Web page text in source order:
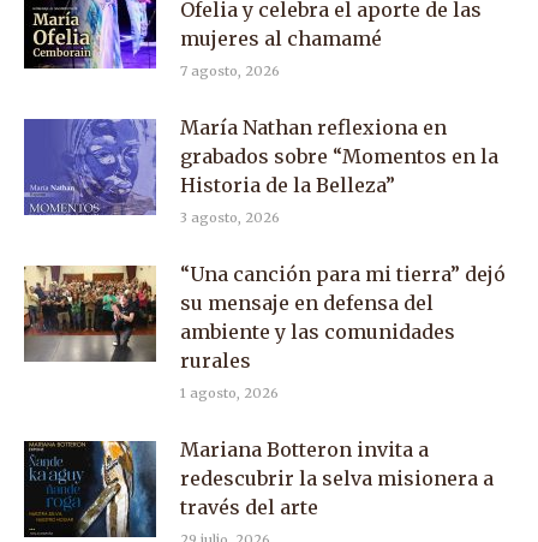
Ofelia y celebra el aporte de las
mujeres al chamamé
7 agosto, 2026
María Nathan reflexiona en
grabados sobre “Momentos en la
Historia de la Belleza”
3 agosto, 2026
“Una canción para mi tierra” dejó
su mensaje en defensa del
ambiente y las comunidades
rurales
1 agosto, 2026
Mariana Botteron invita a
redescubrir la selva misionera a
través del arte